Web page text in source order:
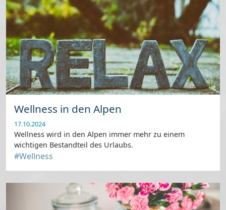
Wellness in den Alpen
17.10.2024
Wellness wird in den Alpen immer mehr zu einem
wichtigen Bestandteil des Urlaubs.
#Wellness